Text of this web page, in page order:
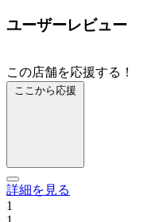
ユーザーレビュー
この店舗を応援する！
ここから応援
詳細を見る
1